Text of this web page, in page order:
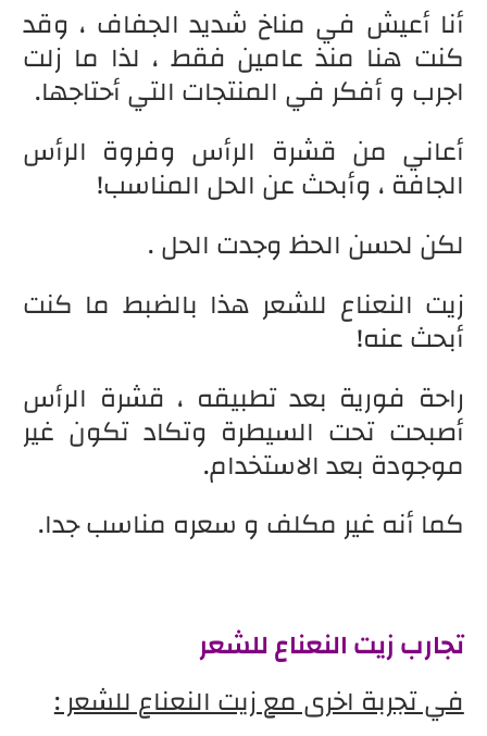
أنا أعيش في مناخ شديد الجفاف ، وقد
كنت هنا منذ عامين فقط ، لذا ما زلت
اجرب و أفكر في المنتجات التي أحتاجها.
أعاني من قشرة الرأس وفروة الرأس
الجافة ، وأبحث عن الحل المناسب!
لكن لحسن الحظ وجدت الحل .
زيت النعناع للشعر هذا بالضبط ما كنت
أبحث عنه!
راحة فورية بعد تطبيقه ، قشرة الرأس
أصبحت تحت السيطرة وتكاد تكون غير
موجودة بعد الاستخدام.
كما أنه غير مكلف و سعره مناسب جدا.
تجارب زيت النعناع للشعر
في تجربة اخرى مع زيت النعناع للشعر :